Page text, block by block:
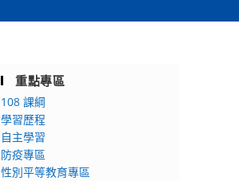
重點專區
108 課綱
學習歷程
自主學習
防疫專區
性別平等教育專區